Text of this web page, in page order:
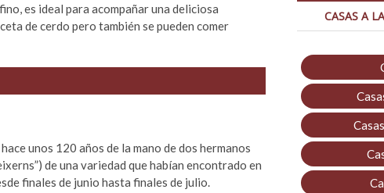
es ideal para acompañar una deliciosa
de cerdo pero también se pueden comer
unos 120 años de la mano de dos hermanos
de una variedad que habían encontrado en
finales de junio hasta finales de julio.
CASAS A